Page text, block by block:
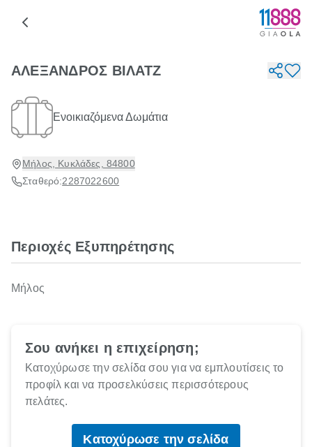
ΑΛΕΞΑΝΔΡΟΣ ΒΙΛΑΤΖ
Ενοικιαζόμενα Δωμάτια
Μήλος, Κυκλάδες, 84800
Σταθερό:2287022600
Περιοχές Εξυπηρέτησης
Μήλος
Σου ανήκει η επιχείρηση;
Κατοχύρωσε την σελίδα σου για να εμπλουτίσεις το
προφίλ και να προσελκύσεις περισσότερους
πελάτες.
Κατοχύρωσε την σελίδα